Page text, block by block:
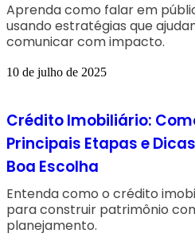
Aprenda como falar em
usando estratégias que
comunicar com impacto.
10 de julho de 2025
Crédito Imobiliário:
Principais Etapas e
Boa Escolha
Entenda como o crédito
para construir patrimônio
planejamento.